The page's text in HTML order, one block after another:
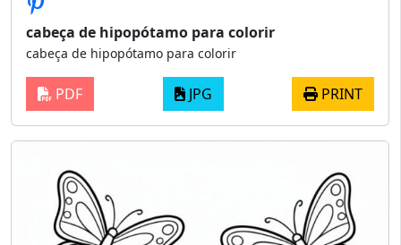
cabeça de hipopótamo para colorir
cabeça de hipopótamo para colorir
PDF JPG PRINT